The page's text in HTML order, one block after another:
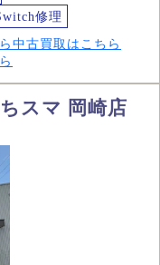
修理
中古買取はこちら
スマ 岡崎店